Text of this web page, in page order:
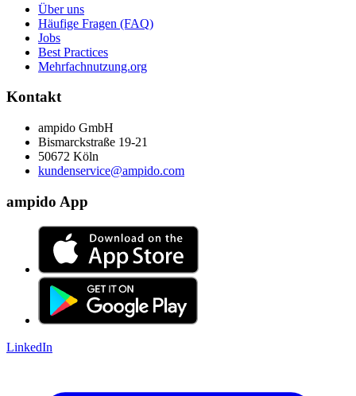
Über uns
Häufige Fragen (FAQ)
Jobs
Best Practices
Mehrfachnutzung.org
Kontakt
ampido GmbH
Bismarckstraße 19-21
50672 Köln
kundenservice@ampido.com
ampido App
LinkedIn